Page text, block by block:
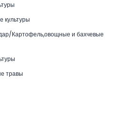
культуры
Картофель,овощные и бахчевые
травы